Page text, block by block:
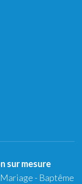
sur mesure
Mariage - Baptême